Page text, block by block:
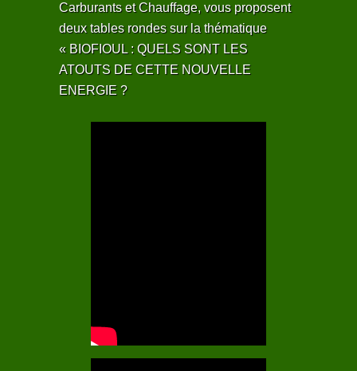
Carburants et Chauffage, vous proposent
deux tables rondes sur la thématique
« BIOFIOUL : QUELS SONT LES
ATOUTS DE CETTE NOUVELLE
ENERGIE ?